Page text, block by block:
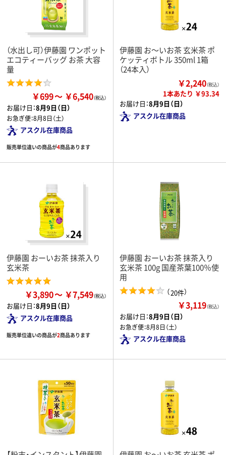
（水出し可）伊藤園 ワンポット
エコティーバッグ お茶 大容
量
￥699 ￥6,540
お届け日：8月9日（日）
お急ぎ便：8月8日（土）
アスクル在庫商品
販売単位違いの商品が4商品あります
伊藤園 お～いお茶 玄米茶 ポ
ケッティボトル 350ml 1箱
（24本入）
￥2,240（税込）
1本あたり ￥93.34
お届け日：8月9日（日）
アスクル在庫商品
伊藤園 おーいお茶 抹茶入り
玄米茶
￥3,890 ￥7,549
お届け日：8月9日（日）
アスクル在庫商品
販売単位違いの商品が2商品あります
伊藤園 おーいお茶 抹茶入り
玄米茶 100g 国産茶葉100％使
用
（20件）
￥3,119（税込）
お届け日：8月9日（日）
お急ぎ便：8月8日（土）
アスクル在庫商品